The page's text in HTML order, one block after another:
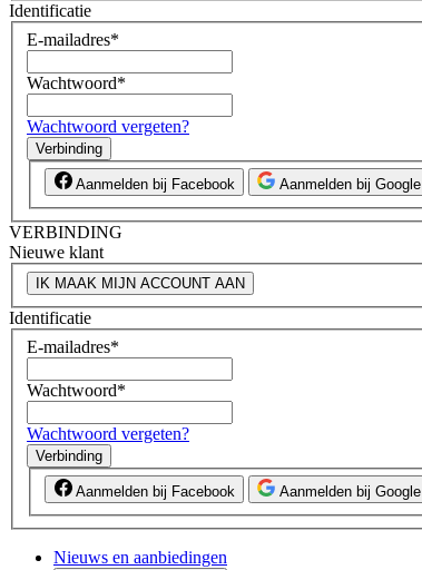
Identificatie
E-mailadres*
Wachtwoord*
Wachtwoord vergeten?
Verbinding
Aanmelden bij Facebook Aanmelden bij Google
VERBINDING
Nieuwe klant
IK MAAK MIJN ACCOUNT AAN
Identificatie
E-mailadres*
Wachtwoord*
Wachtwoord vergeten?
Verbinding
Aanmelden bij Facebook Aanmelden bij Google
Nieuws en aanbiedingen